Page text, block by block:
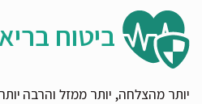
ביטוח
יותר מהצלחה, יותר ממזל והרבה